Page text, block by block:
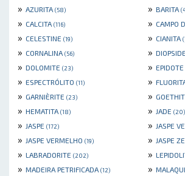
» AZURITA (58) » BARITA
» CALCITA (116) » CAMPO
» CELESTINE (19) » CIANITA
» CORNALINA (56) » DIOPSIDE
» DOLOMITE (23) » EPIDOTE
» ESPECTRÓLITO (11) »
» GARNIÈRITE (23) »
» HEMATITA (18) » JADE (20)
» JASPE (172) » JASPE
» JASPE VERMELHO (19) » JASPE
» LABRADORITE (202) »
» MADEIRA PETRIFICADA (12) »